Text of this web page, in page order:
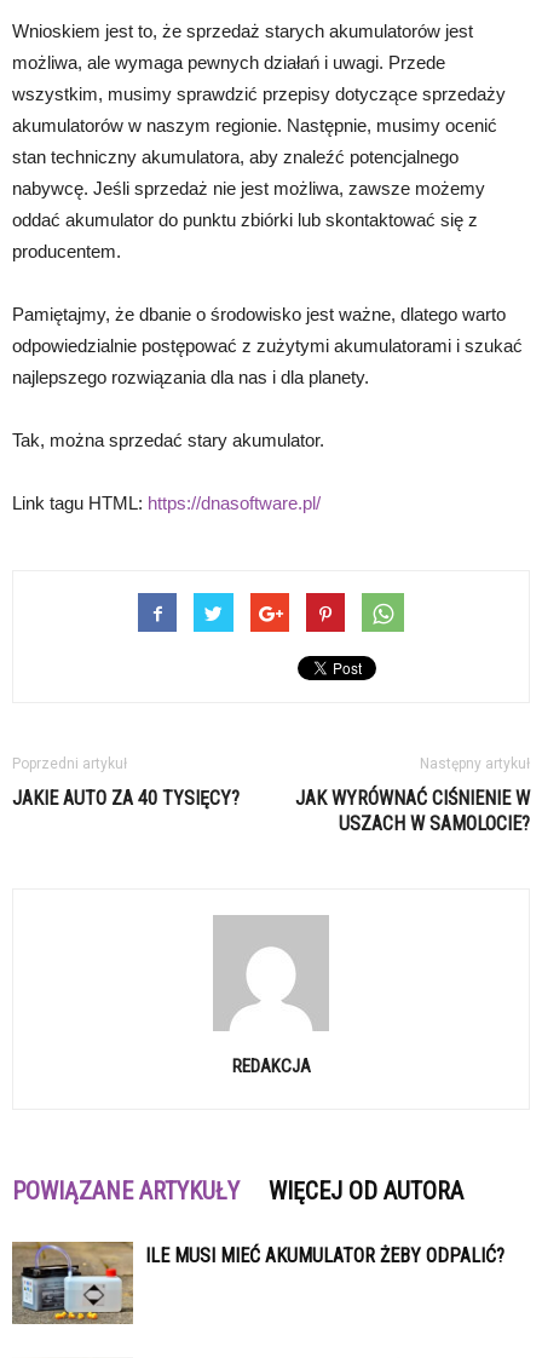
Wnioskiem jest to, że sprzedaż starych akumulatorów jest
możliwa, ale wymaga pewnych działań i uwagi. Przede
wszystkim, musimy sprawdzić przepisy dotyczące sprzedaży
akumulatorów w naszym regionie. Następnie, musimy ocenić
stan techniczny akumulatora, aby znaleźć potencjalnego
nabywcę. Jeśli sprzedaż nie jest możliwa, zawsze możemy
oddać akumulator do punktu zbiórki lub skontaktować się z
producentem.
Pamiętajmy, że dbanie o środowisko jest ważne, dlatego warto
odpowiedzialnie postępować z zużytymi akumulatorami i szukać
najlepszego rozwiązania dla nas i dla planety.
Tak, można sprzedać stary akumulator.
Link tagu HTML: https://dnasoftware.pl/
Poprzedni artykuł
JAKIE AUTO ZA 40 TYSIĘCY?
Następny artykuł
JAK WYRÓWNAĆ CIŚNIENIE W
USZACH W SAMOLOCIE?
REDAKCJA
POWIĄZANE ARTYKUŁY WIĘCEJ OD AUTORA
ILE MUSI MIEĆ AKUMULATOR ŻEBY ODPALIĆ?